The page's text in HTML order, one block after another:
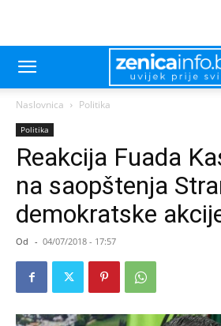
Naslovnica Politika
Politika
Reakcija Fuada
na saopštenja
demokratske
Od - 04/07/2018 - 17:57